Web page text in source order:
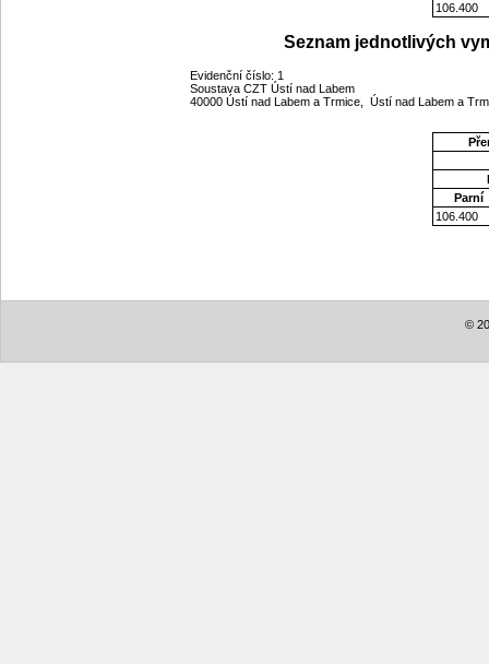
106.400
Seznam jednotlivých
Evidenční číslo: 1
Soustava CZT Ústí nad Labem
40000 Ústí nad Labem a Trmice, Ústí nad Labem a
Parní
106.400
©